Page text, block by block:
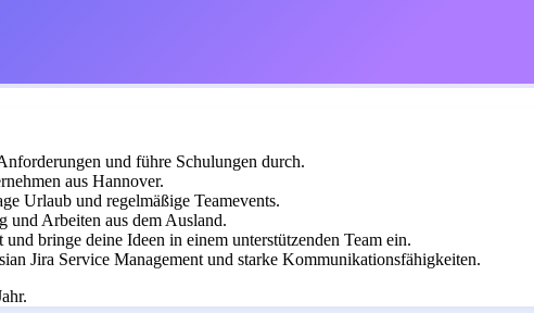
und führe Schulungen durch.
aus Hannover.
Urlaub und regelmäßige Teamevents.
Arbeiten aus dem Ausland.
bringe deine Ideen in einem unterstützenden Team ein.
Jira Service Management und starke Kommunikationsfähigkeiten.